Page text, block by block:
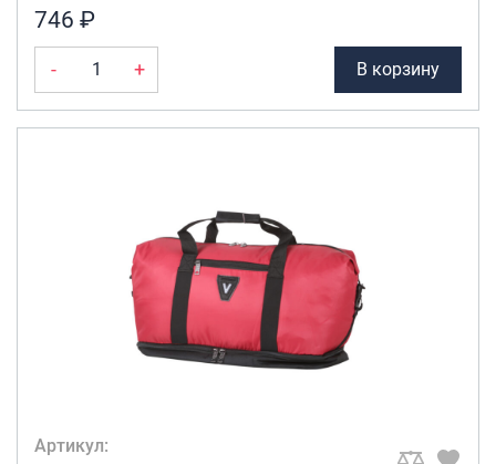
746 ₽
- + В корзину
Артикул: